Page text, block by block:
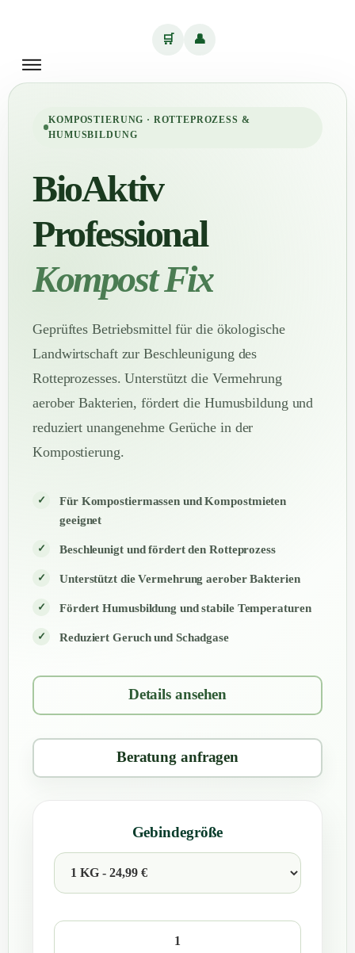
🛒 👤
KOMPOSTIERUNG · ROTTEPROZESS &
HUMUSBILDUNG
BioAktiv
Professional
Kompost Fix
Geprüftes Betriebsmittel für die ökologische
Landwirtschaft zur Beschleunigung des
Rotteprozesses. Unterstützt die Vermehrung
aerober Bakterien, fördert die Humusbildung und
reduziert unangenehme Gerüche in der
Kompostierung.
Für Kompostiermassen und Kompostmieten
geeignet
Beschleunigt und fördert den Rotteprozess
Unterstützt die Vermehrung aerober Bakterien
Fördert Humusbildung und stabile Temperaturen
Reduziert Geruch und Schadgase
Details ansehen
Beratung anfragen
Gebindegröße
BioAktiv